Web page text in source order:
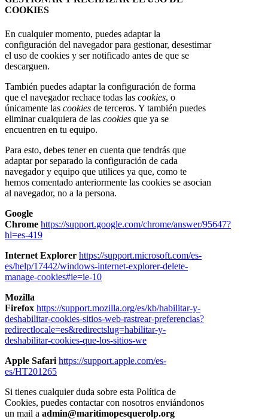
COOKIES
En cualquier momento, puedes adaptar la
configuración del navegador para gestionar, desestimar
el uso de cookies y ser notificado antes de que se
descarguen.
También puedes adaptar la configuración de forma
que el navegador rechace todas las cookies, o
únicamente las cookies de terceros. Y también puedes
eliminar cualquiera de las cookies que ya se
encuentren en tu equipo.
Para esto, debes tener en cuenta que tendrás que
adaptar por separado la configuración de cada
navegador y equipo que utilices ya que, como te
hemos comentado anteriormente las cookies se asocian
al navegador, no a la persona.
Google
Chrome https://support.google.com/chrome/answer/95647?
hl=es-419
Internet Explorer https://support.microsoft.com/es-
es/help/17442/windows-internet-explorer-delete-
manage-cookies#ie=ie-10
Mozilla
Firefox https://support.mozilla.org/es/kb/habilitar-y-
deshabilitar-cookies-sitios-web-rastrear-preferencias?
redirectlocale=es&redirectslug=habilitar-y-
deshabilitar-cookies-que-los-sitios-we
Apple Safari https://support.apple.com/es-
es/HT201265
Si tienes cualquier duda sobre esta Política de
Cookies, puedes contactar con nosotros enviándonos
un mail a admin@maritimopesquerolp.org